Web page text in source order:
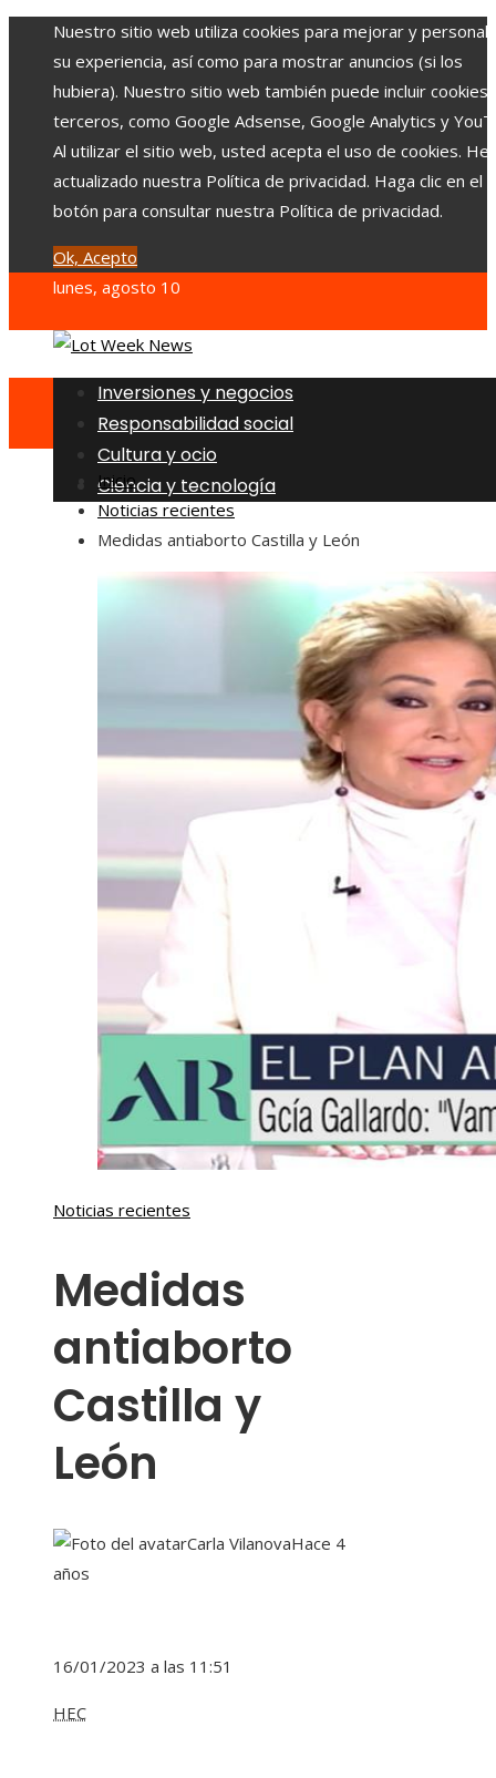
Nuestro sitio web utiliza cookies para mejorar y
su experiencia, así como para mostrar anuncios (si los
hubiera). Nuestro sitio web también puede incluir cookies
terceros, como Google Adsense, Google Analytics y
Al utilizar el sitio web, usted acepta el uso de cookies.
actualizado nuestra Política de privacidad. Haga clic en el
botón para consultar nuestra Política de privacidad.
Ok, Acepto
lunes, agosto 10
Inversiones y negocios
Responsabilidad social
Cultura y ocio
Ciencia y tecnología
Inicio
Noticias recientes
Medidas antiaborto Castilla y León
Noticias recientes
Medidas
antiaborto
Castilla y
León
Carla VilanovaHace 4
años
16/01/2023 a las 11:51
HEC